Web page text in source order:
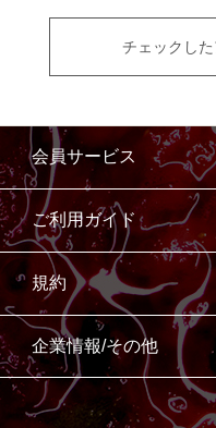
チェックし
会員サービス
ご利用ガイド
規約
企業情報/その他